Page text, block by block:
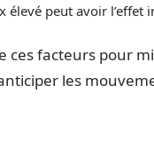
élevé peut avoir l’effet
ces facteurs pour
les